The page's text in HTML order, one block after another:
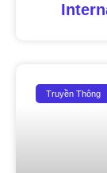
Truyền Thông